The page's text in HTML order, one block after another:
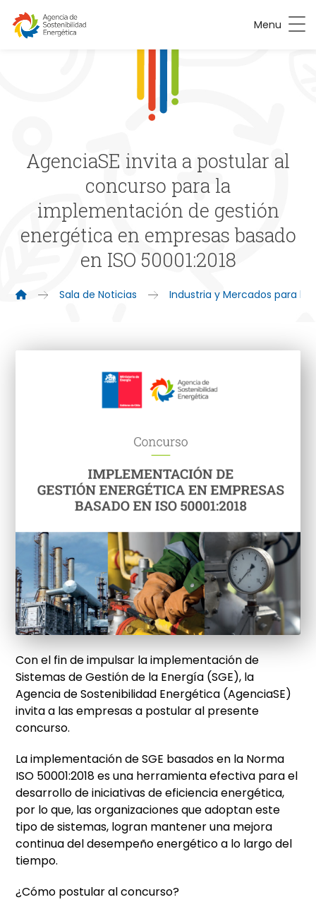
Menu
AgenciaSE invita a postular al
concurso para la
implementación de gestión
energética en empresas basado
en ISO 50001:2018
Sala de Noticias Industria y Mercados para la
Con el fin de impulsar la implementación de
Sistemas de Gestión de la Energía (SGE), la
Agencia de Sostenibilidad Energética (AgenciaSE)
invita a las empresas a postular al presente
concurso.
La implementación de SGE basados en la Norma
ISO 50001:2018 es una herramienta efectiva para el
desarrollo de iniciativas de eficiencia energética,
por lo que, las organizaciones que adoptan este
tipo de sistemas, logran mantener una mejora
continua del desempeño energético a lo largo del
tiempo.
¿Cómo postular al concurso?